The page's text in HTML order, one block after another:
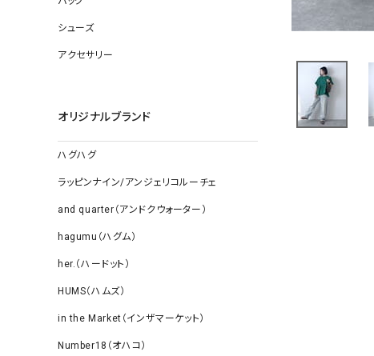
その他雑貨
シューズ
アクセサリー
オリジナルブランド
ハグハグ
ラッピンナイン/アンジェリコルーチェ
and quarter（アンドクウォーター）
hagumu（ハグム）
her.（ハードット）
HUMS（ハムズ）
in the Market（インザマーケット）
Number18（オハコ）